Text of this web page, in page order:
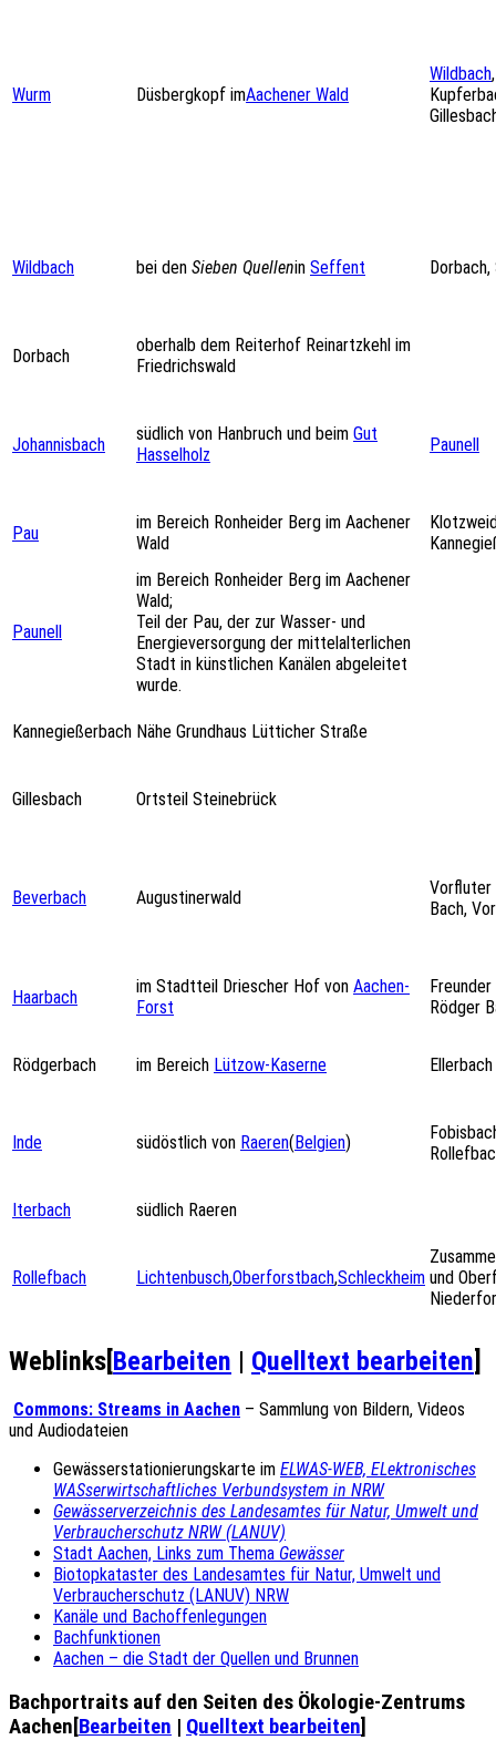
Wurm Düsbergkopf imAachener Wald
Wildbach
Wildbach bei den Sieben Quellenin Seffent
Dorbach
oberhalb dem Reiterhof Reinartzkehl im
Friedrichswald
Johannisbach
südlich von Hanbruch und beim Gut
Hasselholz
Paunell
Pau
im Bereich Ronheider Berg im Aachener
Wald
Paunell
im Bereich Ronheider Berg im Aachener
Wald;
Teil der Pau, der zur Wasser- und
Energieversorgung der mittelalterlichen
Stadt in künstlichen Kanälen abgeleitet
wurde.
Kannegießerbach Nähe Grundhaus Lütticher Straße
Gillesbach Ortsteil Steinebrück
Beverbach Augustinerwald
Bach,
Haarbach
im Stadtteil Driescher Hof von Aachen-
Forst
Rödger
Rödgerbach im Bereich Lützow-Kaserne Ellerbach
Inde südöstlich von Raeren( Belgien)
Iterbach südlich Raeren
Rollefbach Lichtenbusch,Oberforstbach,Schleckheim und
Weblinks[Bearbeiten | Quelltext bearbeiten]
Commons: Streams in Aachen – Sammlung von Bildern, Videos
und Audiodateien
Gewässerstationierungskarte im ELWAS-WEB, ELektronisches
WASserwirtschaftliches Verbundsystem in NRW
Gewässerverzeichnis des Landesamtes für Natur, Umwelt und
Verbraucherschutz NRW (LANUV)
Stadt Aachen, Links zum Thema Gewässer
Biotopkataster des Landesamtes für Natur, Umwelt und
Verbraucherschutz (LANUV) NRW
Kanäle und Bachoffenlegungen
Bachfunktionen
Aachen – die Stadt der Quellen und Brunnen
Bachportraits auf den Seiten des Ökologie-Zentrums
Aachen[Bearbeiten | Quelltext bearbeiten]